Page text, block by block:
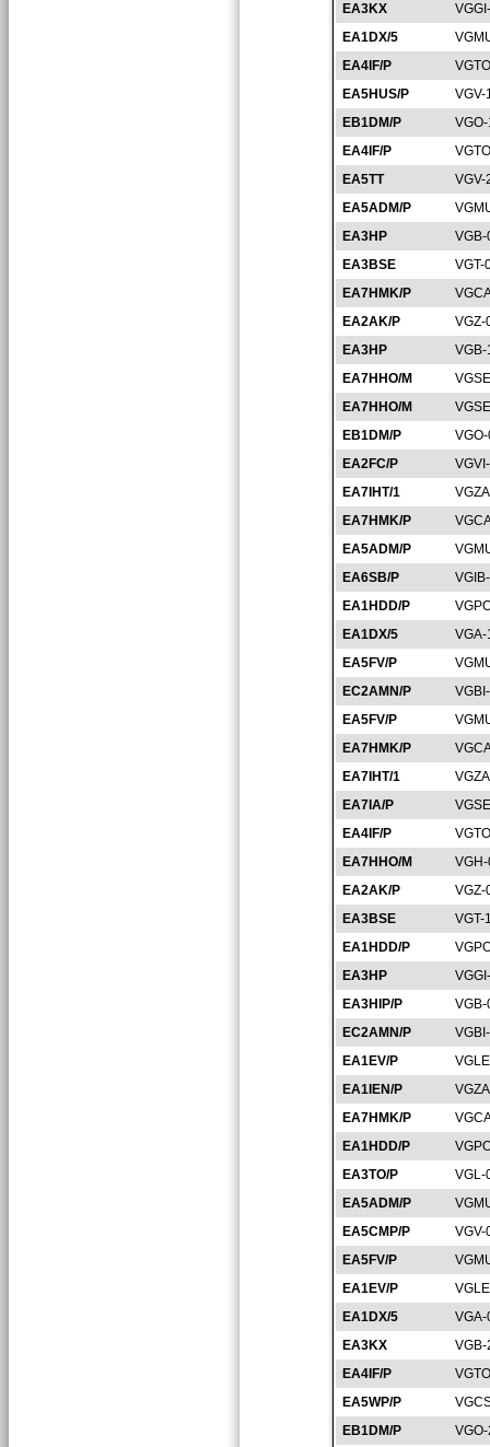
EA3KX
EA1DX/5
EA4IF/P
EA5HUS/P
VGV-
EB1DM/P
EA4IF/P
EA5TT
VGV-
EA5ADM/P
EA3HP
EA3BSE
VGT-
EA7HMK/P
EA2AK/P
VGZ-
EA3HP
EA7HHO/M
EA7HHO/M
EB1DM/P
EA2FC/P
EA7IHT/1
EA7HMK/P
EA5ADM/P
EA6SB/P
EA1HDD/P
EA1DX/5
EA5FV/P
EC2AMN/P
EA5FV/P
EA7HMK/P
EA7IHT/1
EA7IA/P
EA4IF/P
EA7HHO/M
EA2AK/P
VGZ-
EA3BSE
VGT-
EA1HDD/P
EA3HP
EA3HIP/P
EC2AMN/P
EA1EV/P
EA1IEN/P
EA7HMK/P
EA1HDD/P
EA3TO/P
VGL-
EA5ADM/P
EA5CMP/P
VGV-
EA5FV/P
EA1EV/P
EA1DX/5
EA3KX
EA4IF/P
EA5WP/P
EB1DM/P